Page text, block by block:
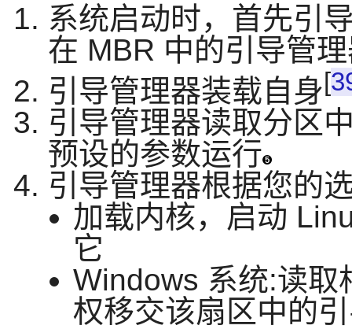
系统启动时，首先引
在 MBR 中的引导管
引导管理器装载自身[
引导管理器读取分区
预设的参数运行
引导管理器根据您的
加载内核，启动
它
Windows 系统:读取
权移交该扇区中的